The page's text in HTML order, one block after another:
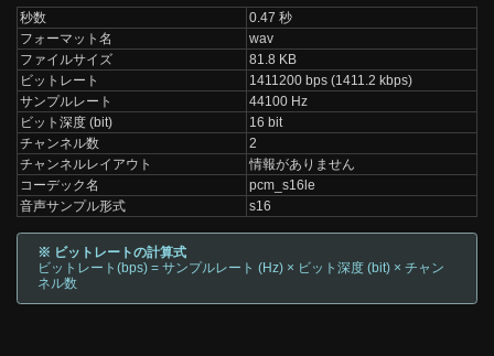
秒数
0.47 秒
フォーマット名
wav
ファイルサイズ
81.8 KB
ビットレート
1411200 bps (1411.2 kbps)
サンプルレート
44100 Hz
ビット深度 (bit)
16 bit
チャンネル数
2
チャンネルレイアウト
情報がありません
コーデック名
pcm_s16le
音声サンプル形式
s16
※ ビットレートの計算式
ビットレート(bps) = サンプルレート (Hz) × ビット深度 (bit) × チャン
ネル数